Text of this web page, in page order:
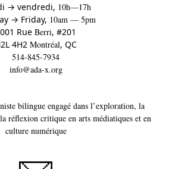
→àvendredi, 10h—17h
→ to
Friday, 10am — 5pm
Rue Berri, #201
4H2 Montréal, QC
514-845-7934
info@ada-x.org
bilingue engagé dans l’exploration, la
réflexion critique en arts médiatiques et en
culture numérique